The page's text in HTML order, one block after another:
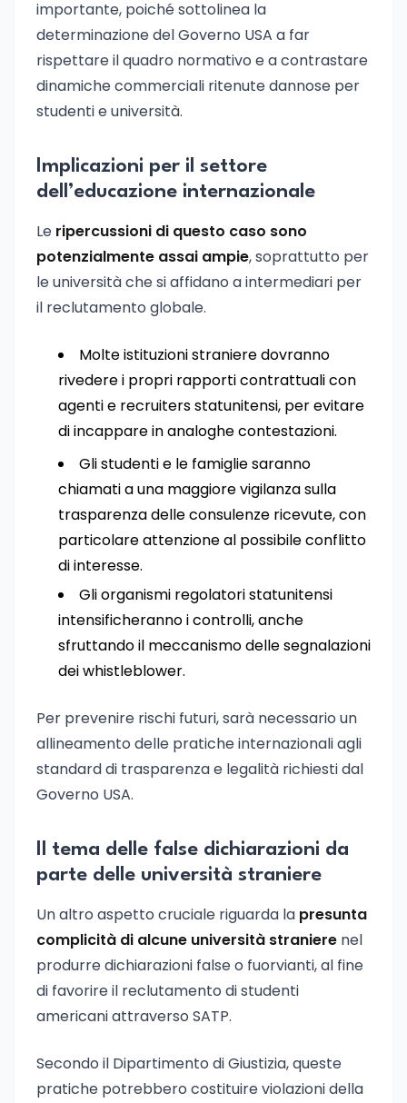
importante, poiché sottolinea la
determinazione del Governo USA a far
rispettare il quadro normativo e a contrastare
dinamiche commerciali ritenute dannose per
studenti e università.
Implicazioni per il settore
dell’educazione internazionale
Le ripercussioni di questo caso sono
potenzialmente assai ampie, soprattutto per
le università che si affidano a intermediari per
il reclutamento globale.
Molte istituzioni straniere dovranno
rivedere i propri rapporti contrattuali con
agenti e recruiters statunitensi, per evitare
di incappare in analoghe contestazioni.
Gli studenti e le famiglie saranno
chiamati a una maggiore vigilanza sulla
trasparenza delle consulenze ricevute, con
particolare attenzione al possibile conflitto
di interesse.
Gli organismi regolatori statunitensi
intensificheranno i controlli, anche
sfruttando il meccanismo delle segnalazioni
dei whistleblower.
Per prevenire rischi futuri, sarà necessario un
allineamento delle pratiche internazionali agli
standard di trasparenza e legalità richiesti dal
Governo USA.
Il tema delle false dichiarazioni da
parte delle università straniere
Un altro aspetto cruciale riguarda la presunta
complicità di alcune università straniere nel
produrre dichiarazioni false o fuorvianti, al fine
di favorire il reclutamento di studenti
americani attraverso SATP.
Secondo il Dipartimento di Giustizia, queste
pratiche potrebbero costituire violazioni della